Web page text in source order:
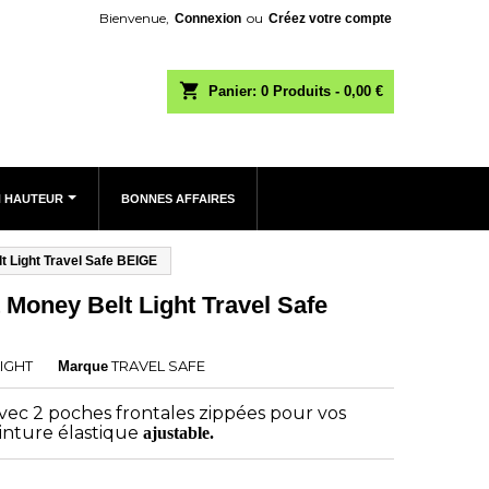
Bienvenue, Connexion ou Créez votre compte
shopping_cart Panier: 0 Produits - 0,00 €
HAUTEUR BONNES AFFAIRES
Light Travel Safe BEIGE
Belt Light Travel Safe
Marque TRAVEL SAFE
2 poches frontales zippées pour vos
élastique ajustable.